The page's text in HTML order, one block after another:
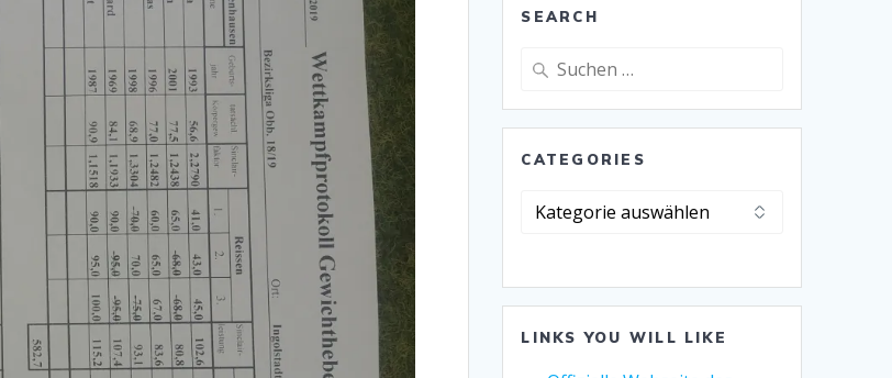
SEARCH
Suche
nach:
CATEGORIES
Categories
LINKS YOU WILL LIKE